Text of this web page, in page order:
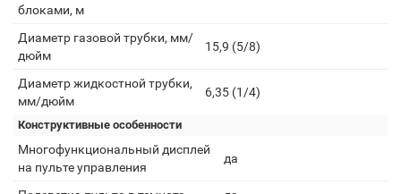
блоками, м
Диаметр газовой трубки, мм/
дюйм
15,9 (5/8)
Диаметр жидкостной трубки,
мм/дюйм
6,35 (1/4)
Конструктивные особенности
Многофункциональный дисплей
на пульте управления
да